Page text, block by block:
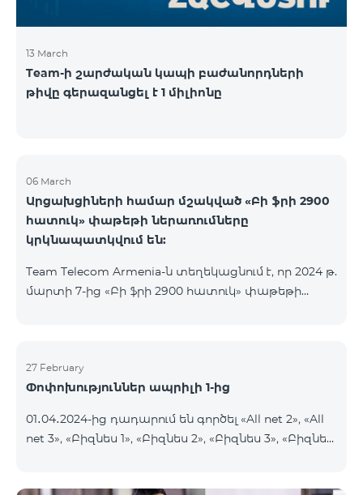
13 March
Team-ի շարժական կապի բաժանորդների
թիվը գերազանցել է 1 միլիոնը
06 March
Արցախցիների համար մշակված «Բի ֆրի 2900
հատուկ» փաթեթի ներառումները
կրկնապատկվում են:
Team Telecom Armenia-ն տեղեկացնում է, որ 2024 թ.
մարտի 7-ից «Բի ֆրի 2900 հատուկ» փաթեթի
900 րոպե և 600 SMS, նախկին՝ 10 ԳԲ ինտերնետի,
450 րոպեի և 300 SMS-ի փոխարեն:
ժամկետը չի փոխվում։ «Բի ֆրի 2900 հատուկ»
սակագնային փաթեթը ներառում է նաև WhatsApp,
ամենապահանջված հավելվածներից անսա
27 February
Փոփոխություններ ապրիլի 1-ից
01․04․2024-ից դադարում են գործել «All net 2», «All
net 3», «Բիզնես 1», «Բիզնես 2», «Բիզնես 3», «Բիզնես